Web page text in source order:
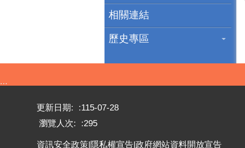
相關連結
歷史專區
:::
更新日期:
115-07-28
瀏覽人次:
295
資訊安全政策|隱私權宣告|政府網站資料開放宣告